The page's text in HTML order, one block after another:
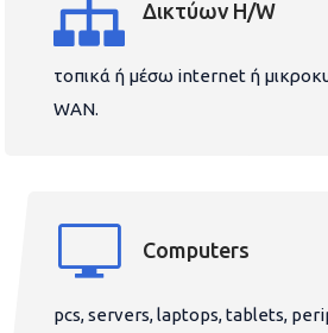
Δικτύων H/W
τοπικά ή μέσω internet ή
WAN.
Computers
pcs, servers, laptops, tablets,